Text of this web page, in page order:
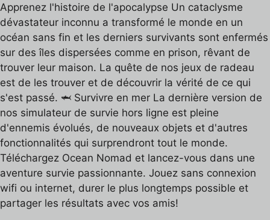
Apprenez l'histoire de l'apocalypse Un cataclysme
dévastateur inconnu a transformé le monde en un
océan sans fin et les derniers survivants sont enfermés
sur des îles dispersées comme en prison, rêvant de
trouver leur maison. La quête de nos jeux de radeau
est de les trouver et de découvrir la vérité de ce qui
s'est passé. 🦈 Survivre en mer La dernière version de
nos simulateur de survie hors ligne est pleine
d'ennemis évolués, de nouveaux objets et d'autres
fonctionnalités qui surprendront tout le monde.
Téléchargez Ocean Nomad et lancez-vous dans une
aventure survie passionnante. Jouez sans connexion
wifi ou internet, durer le plus longtemps possible et
partager les résultats avec vos amis!